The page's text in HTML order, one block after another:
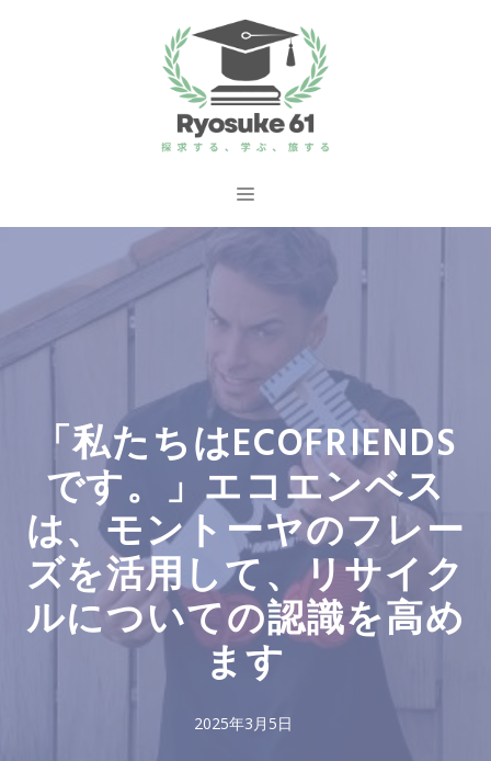
ス
メ
ュ
ー
「私たちはECOFRIENDS
です。」エコエンベス
は、モントーヤのフレー
ズを活用して、リサイク
ルについての認識を高め
ます
2025年3月5日